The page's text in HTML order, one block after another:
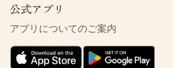
公式アプリ
アプリについてのご案内